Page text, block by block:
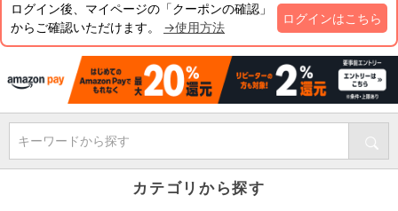
ログイン後、マイページの「クーポンの確認」
からご確認いただけます。 →使用方法
ログインはこちら
キーワードから探す
カテゴリから探す